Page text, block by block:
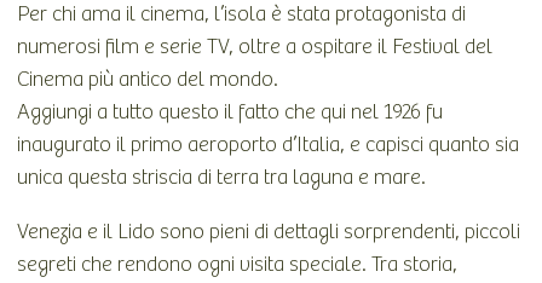
Per chi ama il cinema, l’isola è stata protagonista di
numerosi film e serie TV, oltre a ospitare il Festival del
Cinema più antico del mondo.
Aggiungi a tutto questo il fatto che qui nel 1926 fu
inaugurato il primo aeroporto d’Italia, e capisci quanto sia
unica questa striscia di terra tra laguna e mare.
Venezia e il Lido sono pieni di dettagli sorprendenti, piccoli
segreti che rendono ogni visita speciale. Tra storia,